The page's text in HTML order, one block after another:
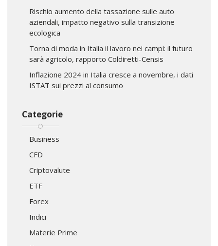
Rischio aumento della tassazione sulle auto
aziendali, impatto negativo sulla transizione
ecologica
Torna di moda in Italia il lavoro nei campi: il futuro
sarà agricolo, rapporto Coldiretti-Censis
Inflazione 2024 in Italia cresce a novembre, i dati
ISTAT sui prezzi al consumo
Categorie
Business
CFD
Criptovalute
ETF
Forex
Indici
Materie Prime